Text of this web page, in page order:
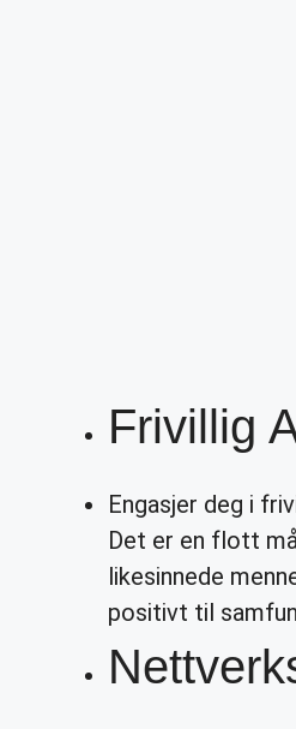
Frivillig
Engasjer deg i
Det er en flott
likesinnede
positivt til